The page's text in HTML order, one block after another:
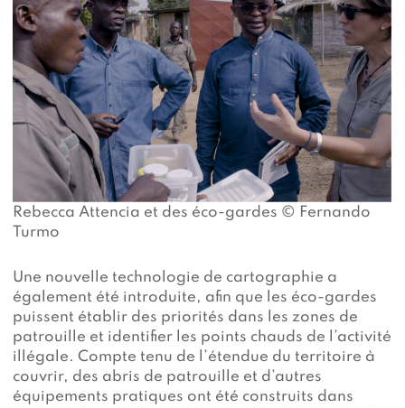
Rebecca Attencia et des éco-gardes © Fernando
Turmo
Une nouvelle technologie de cartographie a
également été introduite, afin que les éco-gardes
puissent établir des priorités dans les zones de
patrouille et identifier les points chauds de l’activité
illégale. Compte tenu de l’étendue du territoire à
couvrir, des abris de patrouille et d’autres
équipements pratiques ont été construits dans